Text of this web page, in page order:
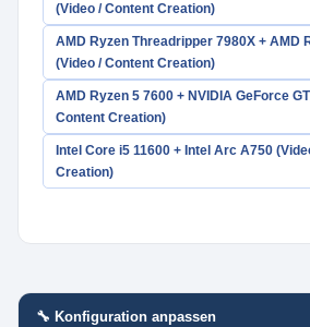
(Video / Content Creation)
AMD Ryzen Threadripper 7980X + AMD
(Video / Content Creation)
AMD Ryzen 5 7600 + NVIDIA GeForce
Content Creation)
Intel Core i5 11600 + Intel Arc A750
Creation)
🔧 Konfiguration anpassen